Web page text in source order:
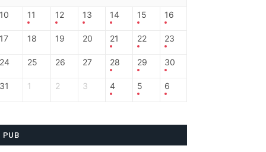
10 11 12 13 14 15 16
17 18 19 20 21 22 23
24 25 26 27 28 29 30
31 1 2 3 4 5 6
PUB